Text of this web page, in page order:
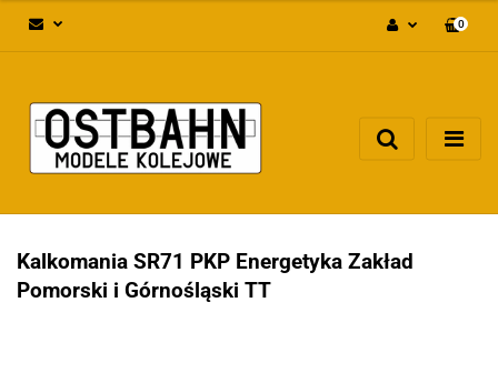
Dodaj zgłoszenie
0
Kalkomania SR71 PKP Energetyka Zakład
Pomorski i Górnośląski TT